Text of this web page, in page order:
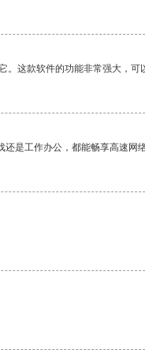
这款软件的功能非常强大，
是工作办公，都能畅享高速网